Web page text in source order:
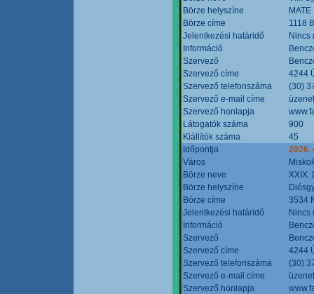
Börze helyszíne
Börze címe
1118
Jelentkezési határidő
Nincs
Információ
Szervező
Szervező címe
4244
Szervező telefonszáma
(30)
Szervező e-mail címe
Szervező honlapja
Látogatók száma
900
Kiállítók száma
45
Időpontja
2026.
Város
Börze neve
XXIX.
Börze helyszíne
Börze címe
3534
Jelentkezési határidő
Nincs
Információ
Szervező
Szervező címe
4244
Szervező telefonszáma
(30)
Szervező e-mail címe
Szervező honlapja